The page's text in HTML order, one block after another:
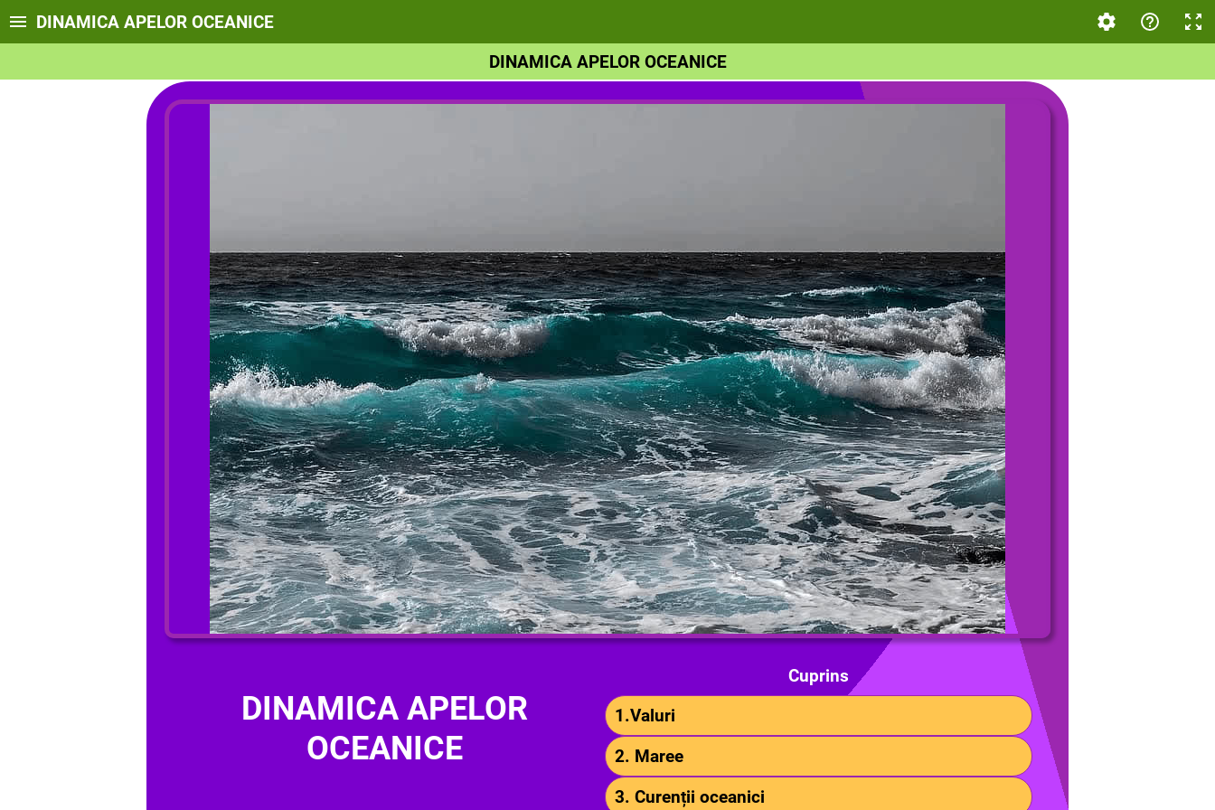
DINAMICA APELOR OCEANICE
DINAMICA APELOR OCEANICE
DINAMICA APELOR
OCEANICE
Cuprins
1.Valuri
2. Maree
3. Curenții oceanici